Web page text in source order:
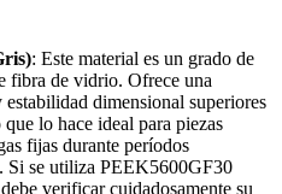
: Este material es un grado de
fibra de vidrio. Ofrece una
dimensional superiores
lo hace ideal para piezas
fijas durante períodos
Si se utiliza PEEK5600GF30
verificar cuidadosamente su